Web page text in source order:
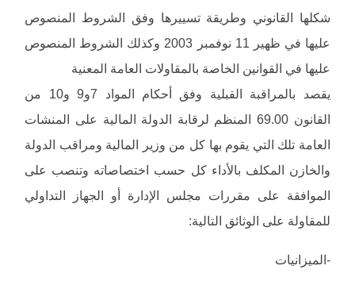
شكلها القانوني وطريقة تسييرها وفق الشروط المنصوص
عليها في ظهير 11 نوفمبر 2003 وكذلك الشروط المنصوص
عليها في القوانين الخاصة بالمقاولات العامة المعنية
يقصد بالمراقبة القبلية وفق أحكام المواد 7و9 و10 من
القانون 69.00 المنظم لرقابة الدولة المالية على المنشات
العامة تلك التي يقوم بها كل من وزير المالية ومراقب الدولة
والخازن المكلف بالأداء كل حسب اختصاصاته وتنصب على
الموافقة على مقررات مجلس الإدارة أو الجهاز التداولي
للمقاولة على الوثائق التالية:
-الميزانيات